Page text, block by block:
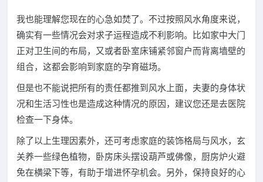
我也能理解您现在的心急如焚了。不过按照风水角度来说，
确实有一些情况会对求子运程造成不利影响。比如家中大门
正对卫生间的布局，又或者卧室床铺紧邻窗户而背离墙壁的
组合，这都会影响到家庭的孕育磁场。
但是也不能说把所有的责任都推到风水上面，夫妻的身体状
况和生活习性也是造成这种情况的原因，建议您还是去医院
检查一下身体。
除了以上生理因素外，还可考虑家庭的装饰格局与风水，玄
关养一些绿色植物，卧房床头摆设葫芦或佛像，厨房炉火避
免在横梁下等，有助于增进怀孕机会。另外，保持良好的心